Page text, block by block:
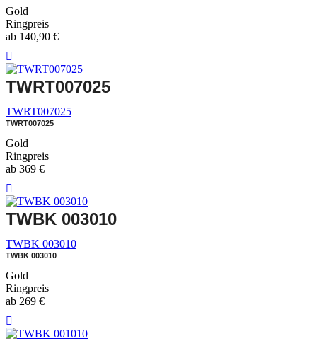
Gold
Ringpreis
ab 140,90 €
TWRT007025
TWRT007025
TWRT007025
Gold
Ringpreis
ab 369 €
TWBK 003010
TWBK 003010
TWBK 003010
Gold
Ringpreis
ab 269 €